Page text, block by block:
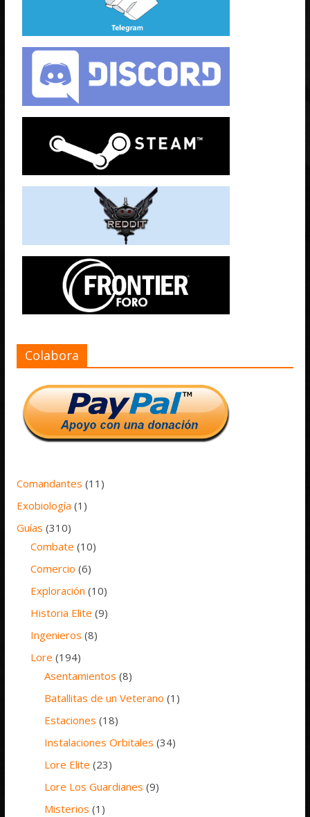
Colabora
Comandantes (11)
Exobiología (1)
Guías (310)
Combate (10)
Comercio (6)
Exploración (10)
Historia Elite (9)
Ingenieros (8)
Lore (194)
Asentamientos (8)
Batallitas de un Veterano (1)
Estaciones (18)
Instalaciones Orbitales (34)
Lore Elite (23)
Lore Los Guardianes (9)
Misterios (1)